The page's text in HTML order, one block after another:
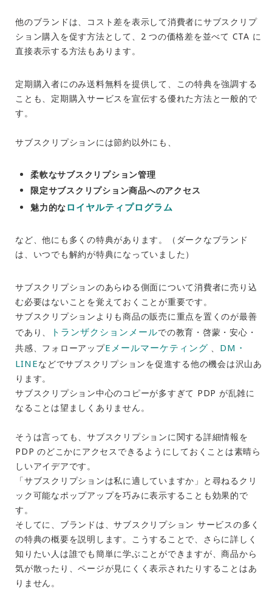
他のブランドは、コスト差を表示して消費者にサブスクリプ
ション購入 を促す方法として、2 つの価格差を並べて CTA に
直接表示する方法もあります。
定期購入者にのみ送料無料を提供して、この特典を強調する
ことも、定期購入サービスを宣伝する優れた方法と一般的で
す。
サブスクリプションには節約以外にも、
柔軟なサブスクリプション管理
限定サブスクリプション商品へのアクセス
魅力的なロイヤルティプログラム
など、他にも多くの特典があります。（ダークなブランド
は、いつでも解約が特典になっていました）
サブスクリプションのあらゆる側面について消費者に売り込
む必要はないことを覚えておくことが重要です。
サブスクリプションよりも商品の販売に重点を置くのが最善
であり、
トランザクションメールでの教育・啓蒙・安心・
共感、フォローアップEメールマーケティング
DM・
LINEなどでサブスクリプションを促進する他の機会は沢山あ
ります。
サブスクリプション中心のコピーが多すぎて PDP が乱雑に
なることは望ましくありません。
そうは言っても、サブスクリプションに関する詳細情報を
PDP のどこかにアクセスできるようにしておくことは素晴ら
しいアイデアです。
「サブスクリプションは私に適していますか」と尋ねるクリ
ック可能なポップアップを巧みに表示することも効果的で
す。
そしてに、ブランドは、サブスクリプション サービスの多く
の特典の概要を説明します。こうすることで、さらに詳しく
知りたい人は誰でも簡単に学ぶことができますが、商品から
気が散ったり、ページが見にくく表示されたりすることはあ
りません。